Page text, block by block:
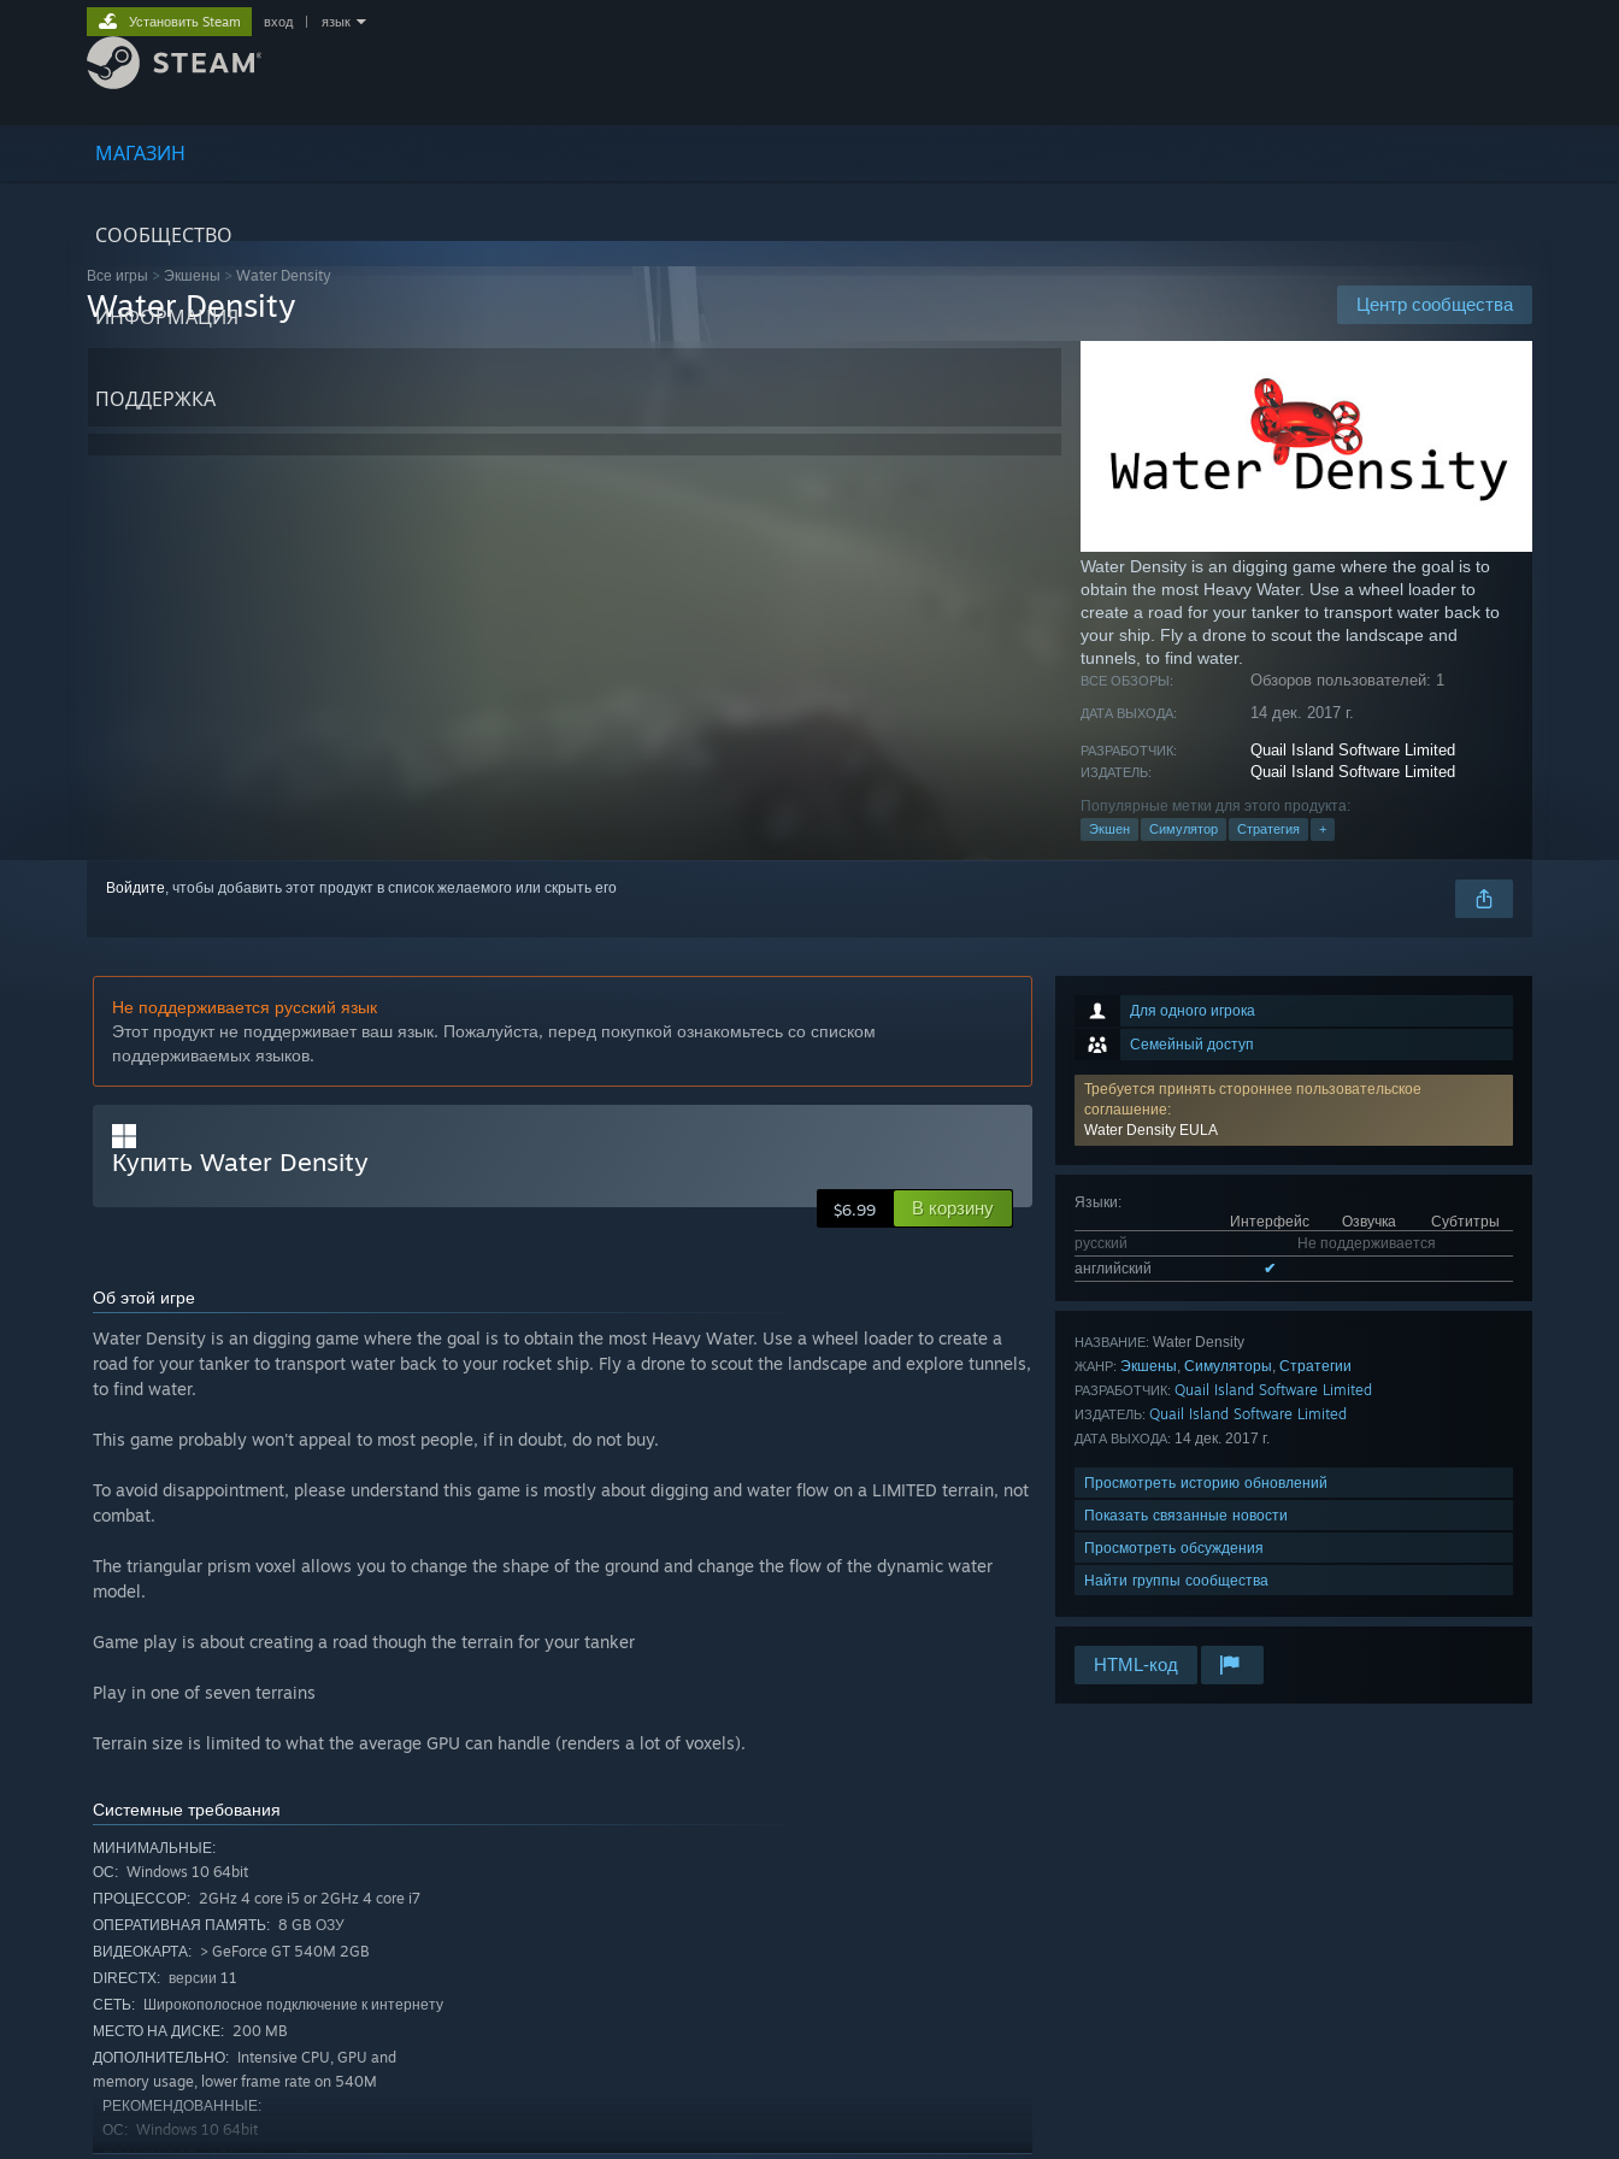
МАГАЗИН
СООБЩЕСТВО
ИНФОРМАЦИЯ
ПОДДЕРЖКА
Установить Steam вход язык
Все игры > Экшены > Water Density
Центр сообщества
Water Density
Water Density is an digging game where the goal is to
obtain the most Heavy Water. Use a wheel loader to
create a road for your tanker to transport water back to
your ship. Fly a drone to scout the landscape and
tunnels, to find water.
ВСЕ ОБЗОРЫ: Обзоров пользователей: 1
ДАТА ВЫХОДА: 14 дек. 2017 г.
РАЗРАБОТЧИК: Quail Island Software Limited
ИЗДАТЕЛЬ: Quail Island Software Limited
Популярные метки для этого продукта:
Экшен Симулятор Стратегия +
Войдите, чтобы добавить этот продукт в список желаемого или скрыть его
Для одного игрока
Семейный доступ
Требуется принять стороннее пользовательское
соглашение:
Water Density EULA
Языки:
Интерфейс
Озвучка
Субтитры
русский
Не поддерживается
английский
✔
НАЗВАНИЕ: Water Density
ЖАНР: Экшены, Симуляторы, Стратегии
РАЗРАБОТЧИК: Quail Island Software Limited
ИЗДАТЕЛЬ: Quail Island Software Limited
ДАТА ВЫХОДА: 14 дек. 2017 г.
Просмотреть историю обновлений
Показать связанные новости
Просмотреть обсуждения
Найти группы сообщества
HTML-код
Не поддерживается русский язык
Этот продукт не поддерживает ваш язык. Пожалуйста, перед покупкой ознакомьтесь со списком
поддерживаемых языков.
Купить Water Density
$6.99 В корзину
Об этой игре
Water Density is an digging game where the goal is to obtain the most Heavy Water. Use a wheel loader to create a
road for your tanker to transport water back to your rocket ship. Fly a drone to scout the landscape and explore tunnels,
to find water.
This game probably won't appeal to most people, if in doubt, do not buy.
To avoid disappointment, please understand this game is mostly about digging and water flow on a LIMITED terrain, not
combat.
The triangular prism voxel allows you to change the shape of the ground and change the flow of the dynamic water
model.
Game play is about creating a road though the terrain for your tanker
Play in one of seven terrains
Terrain size is limited to what the average GPU can handle (renders a lot of voxels).
Системные требования
МИНИМАЛЬНЫЕ:
ОС: Windows 10 64bit
ПРОЦЕССОР: 2GHz 4 core i5 or 2GHz 4 core i7
ОПЕРАТИВНАЯ ПАМЯТЬ: 8 GB ОЗУ
ВИДЕОКАРТА: > GeForce GT 540M 2GB
DIRECTX: версии 11
СЕТЬ: Широкополосное подключение к интернету
МЕСТО НА ДИСКЕ: 200 MB
ДОПОЛНИТЕЛЬНО: Intensive CPU, GPU and
memory usage, lower frame rate on 540M
РЕКОМЕНДОВАННЫЕ:
ОС: Windows 10 64bit